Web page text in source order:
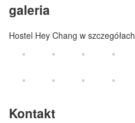
galeria
Hostel Hey Chang w szczegółach
Kontakt